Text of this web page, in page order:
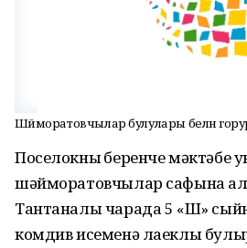
Шәйморатовчылар булулары белән
Поселокның беренче мәктәбе
шәйморатовчылар сафына
Тантаналы чарада 5 «Ш»
комдив исеменә лаеклы